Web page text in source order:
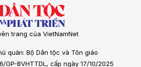
trang của VietNamNet
quản: Bộ Dân tộc và Tôn giáo
GP-BVHTTDL, cấp ngày 17/10/2025